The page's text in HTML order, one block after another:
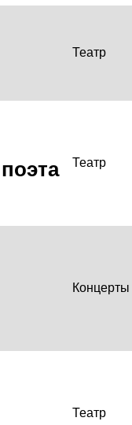
Театр
Театр
Концерты
Театр